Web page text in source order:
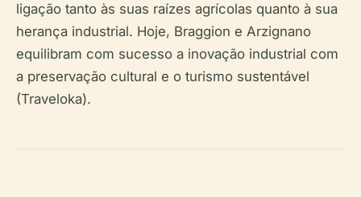
ligação tanto às suas raízes agrícolas quanto à sua
herança industrial. Hoje, Braggion e Arzignano
equilibram com sucesso a inovação industrial com
a preservação cultural e o turismo sustentável
(Traveloka).